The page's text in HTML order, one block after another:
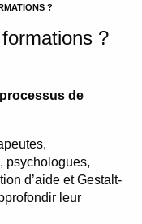
?
?
de
psychologues,
d’aide et Gestalt-
leur